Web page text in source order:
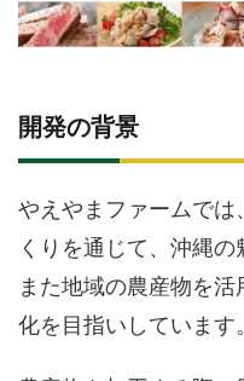
開発の背景
やえやまファームで
くりを通じて、沖縄の
また地域の農産物を
化を目指いしています。